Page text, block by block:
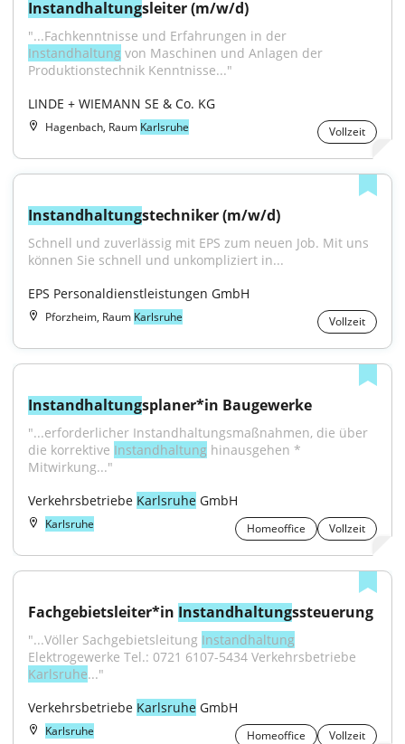
Instandhaltungsleiter (m/w/d)
Instandhaltung von Maschinen und Anlagen der
Produktionstechnik Kenntnisse..."
LINDE + WIEMANN SE & Co. KG
Hagenbach, Raum Karlsruhe Vollzeit
Instandhaltungstechniker (m/w/d)
Schnell und zuverlässig mit EPS zum neuen Job. Mit uns
können Sie schnell und unkompliziert in...
EPS Personaldienstleistungen GmbH
Pforzheim, Raum Karlsruhe Vollzeit
Instandhaltungsplaner*in Baugewerke
"...erforderlicher Instandhaltungsmaßnahmen, die über
die korrektive Instandhaltung hinausgehen *
Mitwirkung..."
Verkehrsbetriebe Karlsruhe GmbH
Karlsruhe Homeoffice Vollzeit
Fachgebietsleiter*in Instandhaltungssteuerung
"...Völler Sachgebietsleitung Instandhaltung
Karlsruhe..."
Verkehrsbetriebe Karlsruhe GmbH
Karlsruhe Homeoffice Vollzeit